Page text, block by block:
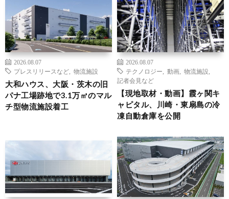
2026.08.07
プレスリリースなど
物流施設
大和ハウス、大阪・茨木の旧
パナ工場跡地で3.1万㎡のマル
チ型物流施設着工
2026.08.07
テクノロジー
動画 物流施設
記者会見など
【現地取材・動画】霞ヶ関キ
ャピタル、川崎・東扇島の冷
凍自動倉庫を公開